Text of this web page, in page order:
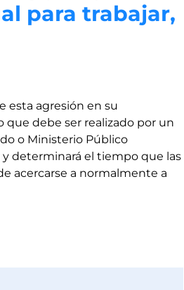
para trabajar,
esta agresión en su
que debe ser realizado por un
o Ministerio Público
determinará el tiempo que las
acercarse a normalmente a